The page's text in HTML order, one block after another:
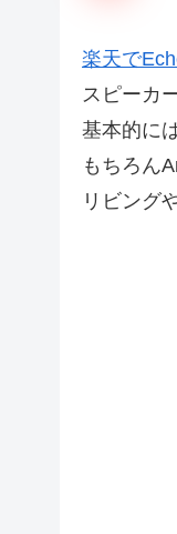
楽天で
スピーカ
基本的に
もちろん
リビング